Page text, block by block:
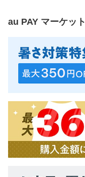
au PAY マーケット